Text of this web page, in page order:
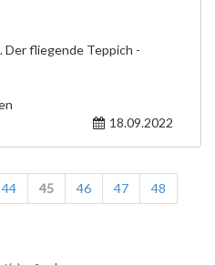
Der fliegende Teppich -
18.09.2022
44 45 46 47
48